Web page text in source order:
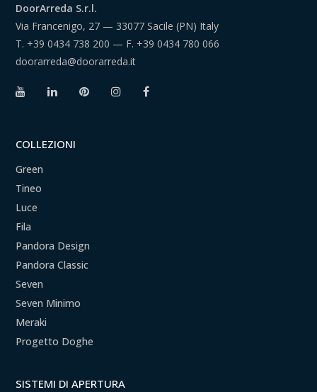
DoorArreda S.r.l.
Via Francenigo, 27 — 33077 Sacile (PN) Italy
T. +39 0434 738 200 — F. +39 0434 780 066
doorarreda@doorarreda.it
COLLEZIONI
Green
Tineo
Luce
Fila
Pandora Design
Pandora Classic
Seven
Seven Minimo
Meraki
Progetto Doghe
SISTEMI DI APERTURA